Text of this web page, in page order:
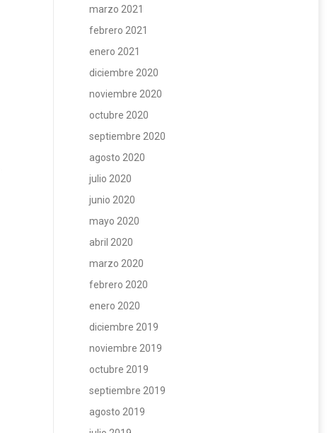
marzo 2021
febrero 2021
enero 2021
diciembre 2020
noviembre 2020
octubre 2020
septiembre 2020
agosto 2020
julio 2020
junio 2020
mayo 2020
abril 2020
marzo 2020
febrero 2020
enero 2020
diciembre 2019
noviembre 2019
octubre 2019
septiembre 2019
agosto 2019